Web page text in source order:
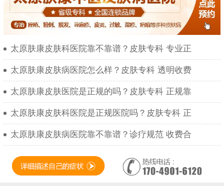
太原肤康皮肤科医院靠不靠谱？皮肤专科 专业正
太原肤康皮肤病医院怎么样？皮肤专科 透明收费
太原肤康皮肤医院是正规的吗？皮肤专科 正规靠
太原肤康皮肤科医院是正规医院吗？皮肤专科 正
太原肤康皮肤病医院靠不靠谱？诊疗规范 收费合